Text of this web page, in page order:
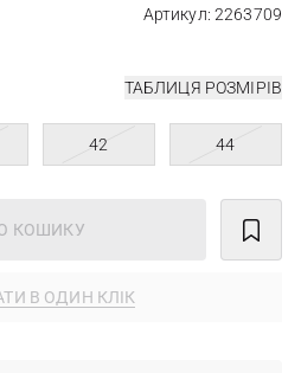
Артикул: 2263709
ТАБЛИЦЯ РОЗМІРІВ
42 44
КОШИКУ
В ОДИН КЛІК